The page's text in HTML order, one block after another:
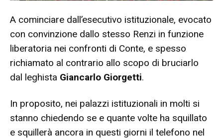
A cominciare dall’esecutivo istituzionale, evocato
con convinzione dallo stesso Renzi in funzione
liberatoria nei confronti di Conte, e spesso
richiamato al contrario allo scopo di bruciarlo
dal leghista Giancarlo Giorgetti.
In proposito, nei palazzi istituzionali in molti si
stanno chiedendo se e quante volte ha squillato
e squillerà ancora in questi giorni il telefono nel